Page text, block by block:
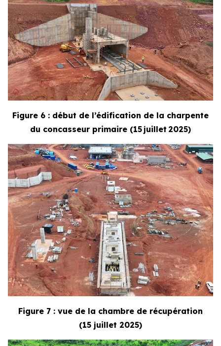
Figure 6 : début de l’édification de la charpente
du concasseur primaire (15 juillet 2025)
Figure 7 : vue de la chambre de récupération
(15 juillet 2025)